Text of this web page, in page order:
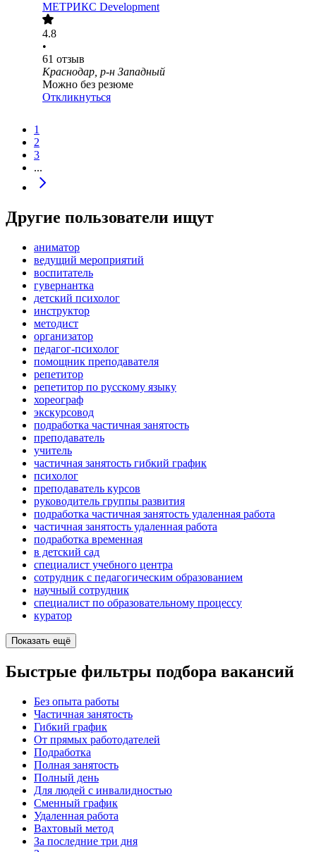
МЕТРИКС Development
4.8
•
61 отзыв
Краснодар, р-н Западный
Можно без резюме
Откликнуться
1
2
3
...
Другие пользователи ищут
аниматор
ведущий мероприятий
воспитатель
гувернантка
детский психолог
инструктор
методист
организатор
педагог-психолог
помощник преподавателя
репетитор
репетитор по русскому языку
хореограф
экскурсовод
подработка частичная занятость
преподаватель
учитель
частичная занятость гибкий график
психолог
преподаватель курсов
руководитель группы развития
подработка частичная занятость удаленная работа
частичная занятость удаленная работа
подработка временная
в детский сад
специалист учебного центра
сотрудник с педагогическим образованием
научный сотрудник
специалист по образовательному процессу
куратор
Показать ещё
Быстрые фильтры подбора вакансий
Без опыта работы
Частичная занятость
Гибкий график
От прямых работодателей
Подработка
Полная занятость
Полный день
Для людей с инвалидностью
Сменный график
Удаленная работа
Вахтовый метод
За последние три дня